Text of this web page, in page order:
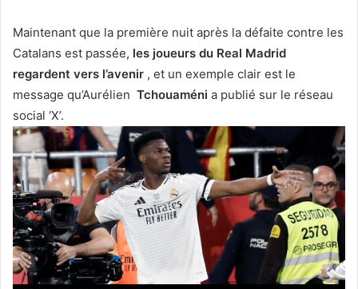
Maintenant que la première nuit après la défaite contre les
Catalans est passée, les joueurs du Real Madrid
regardent vers l’avenir , et un exemple clair est le
message qu’Aurélien Tchouaméni a publié sur le réseau
social ‘X’.